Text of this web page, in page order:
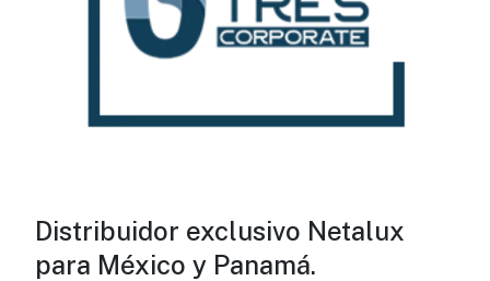
Distribuidor exclusivo Netalux
para México y Panamá.